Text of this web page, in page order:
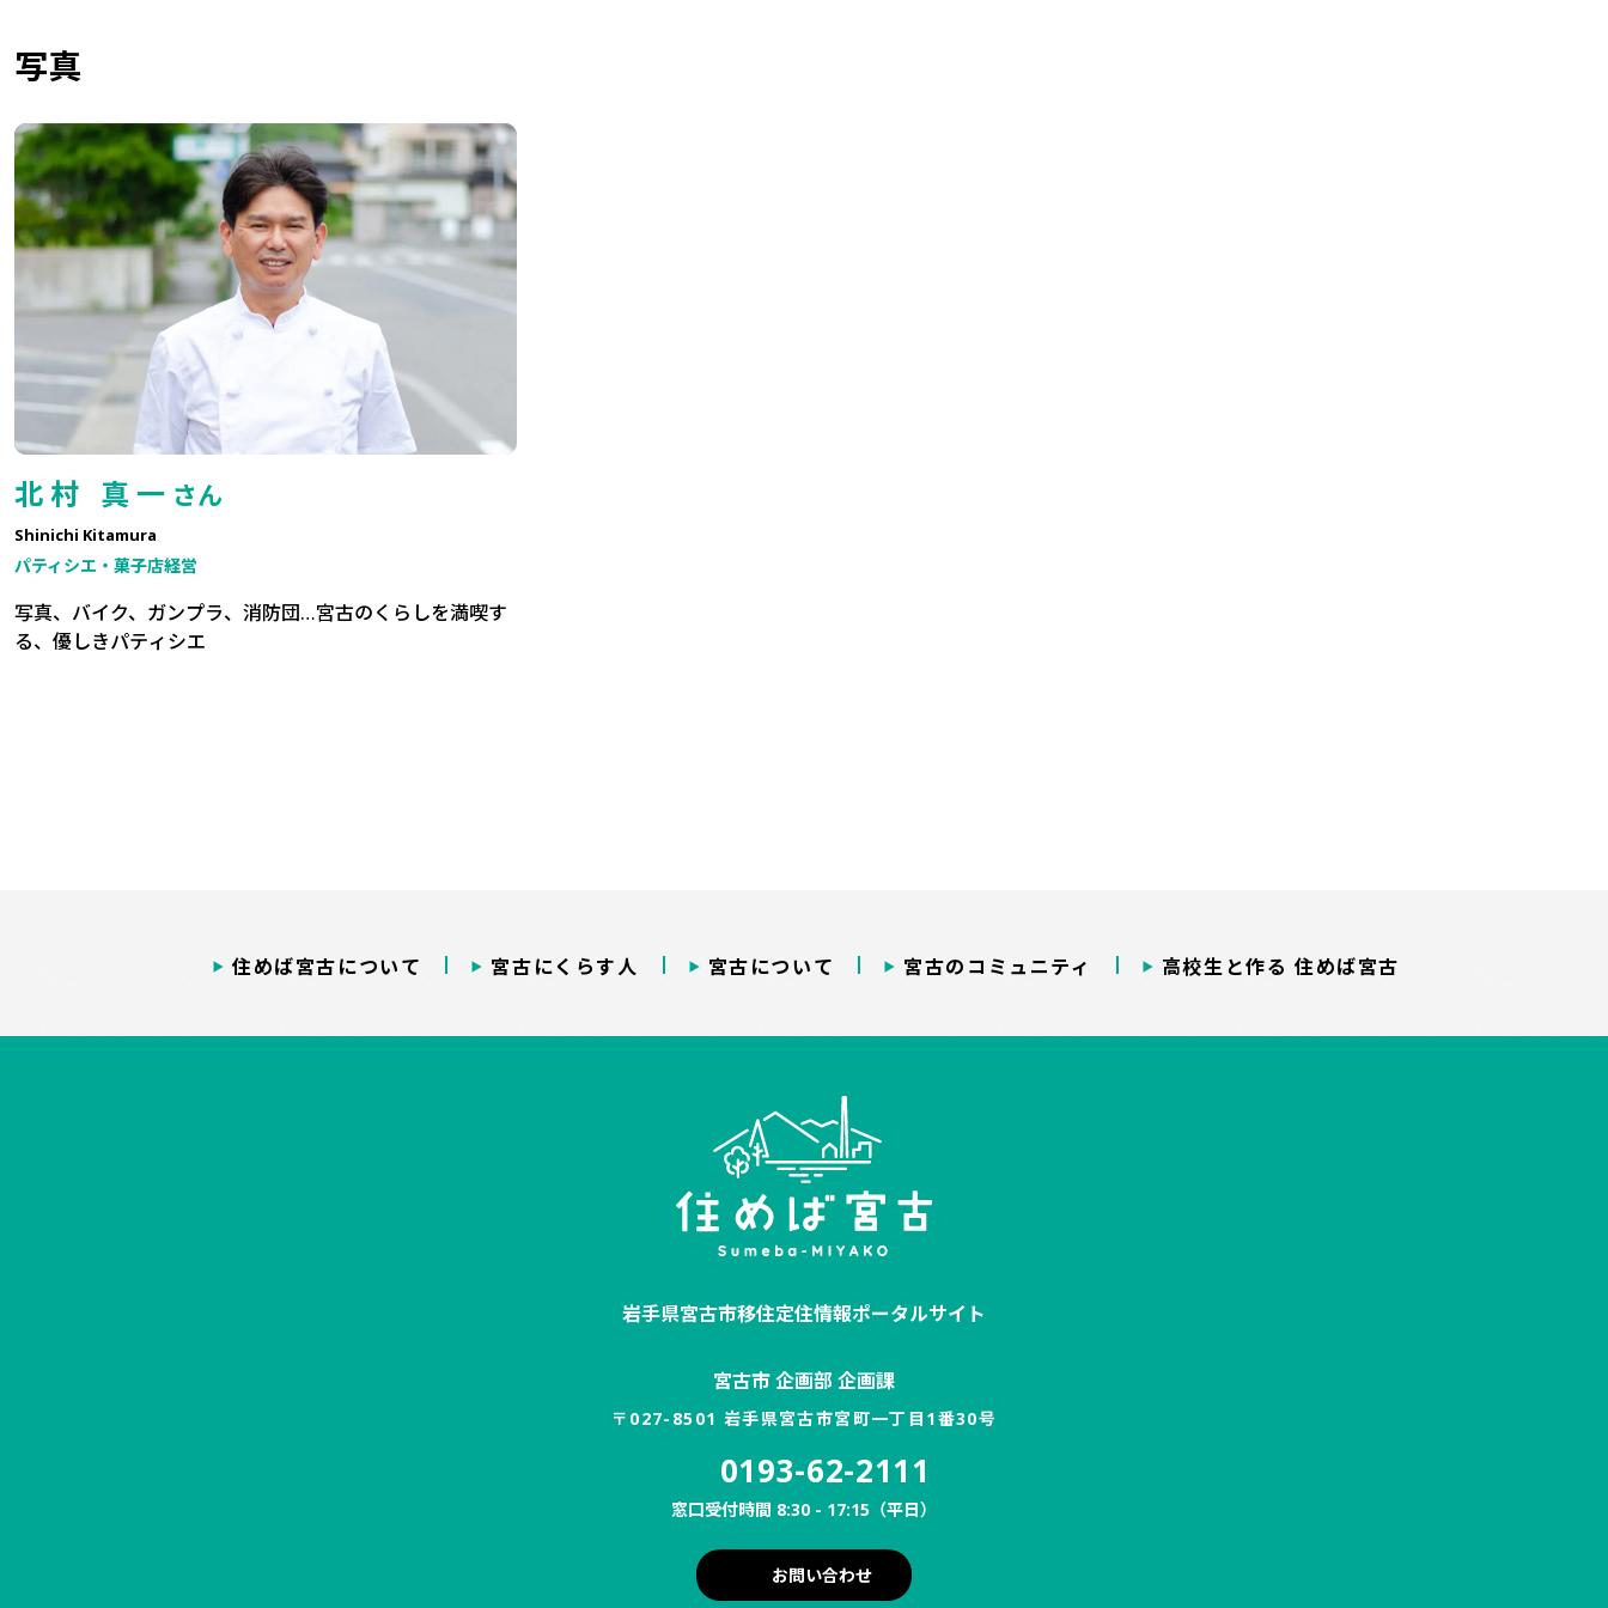
写真
北村 真一 さん
Shinichi Kitamura
パティシエ・菓子店経営
写真、バイク、ガンプラ、消防団…宮古のくらしを満喫す
る、優しきパティシエ
住めば宮古について 宮古にくらす人 宮古について 宮古のコミュニティ 高校生と作る 住めば宮古
岩手県宮古市移住定住情報ポータルサイト
宮古市 企画部 企画課
〒027-8501 岩手県宮古市宮町一丁目1番30号
0193-62-2111
窓口受付時間 8:30 - 17:15（平日）
お問い合わせ